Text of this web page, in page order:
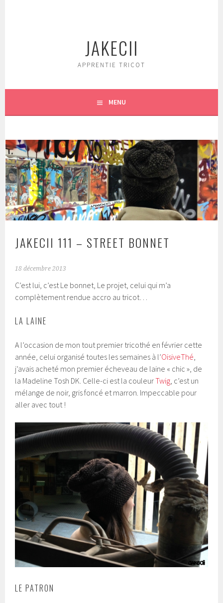
JAKECII
APPRENTIE TRICOT
MENU
JAKECII 111 – STREET BONNET
18 décembre 2013
C’est lui, c’est Le bonnet, Le projet, celui qui m’a
complètement rendue accro au tricot…
LA LAINE
A l’occasion de mon tout premier tricothé en février cette
année, celui organisé toutes les semaines à l’OisiveThé,
j’avais acheté mon premier écheveau de laine « chic », de
la Madeline Tosh DK. Celle-ci est la couleurTwig, c’est un
mélange de noir, gris foncé et marron. Impeccable pour
aller avec tout !
LE PATRON